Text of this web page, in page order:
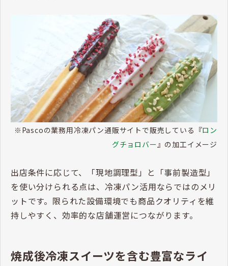
※Pascoの業務用冷凍パン通販サイトで販売している『ロン
グチョロバー 』の加工イメージ
出店条件に応じて、「現地調理型」と「事前製造型」
を使い分けられる点は、冷凍パン活用ならではのメリ
ットです。限られた設備環境でも商品クオリティを維
持しやすく、効率的な店舗運営につながります。
焼成後冷凍スイーツを含む豊富なライ